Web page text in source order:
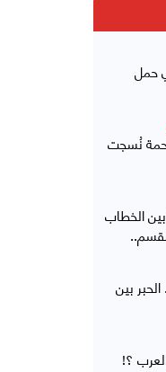
حمل
نُسجت
بين الخطاب
بين
؟!